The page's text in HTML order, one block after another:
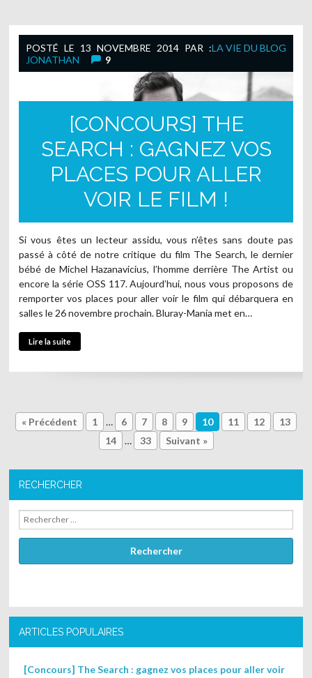
LA VIE DU BLOG
POSTÉ LE 13 NOVEMBRE 2014 PAR :
JONATHAN
9
[CONCOURS] THE
SEARCH : GAGNEZ VOS
PLACES POUR ALLER
VOIR LE FILM !
Si vous êtes un lecteur assidu, vous n’êtes sans doute pas
passé à côté de notre critique du film The Search, le dernier
bébé de Michel Hazanavicius, l’homme derrière The Artist ou
encore la série OSS 117. Aujourd’hui, nous vous proposons de
remporter vos places pour aller voir le film qui débarquera en
salles le 26 novembre prochain. Bluray-Mania met en…
Lire la suite
« Précédent 1 … 6 7 8 9 10 11 12
13
14
… 33 Suivant »
RECHERCHER
Rechercher
ARTICLES POPULAIRES
[Concours] The Search : gagnez vos places pour aller voir